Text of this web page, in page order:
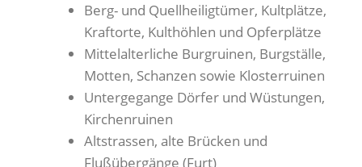
Berg- und Quellheiligtümer, Kultplätze,
Kraftorte, Kulthöhlen und Opferplätze
Mittelalterliche Burgruinen, Burgställe,
Motten, Schanzen sowie Klosterruinen
Untergegange Dörfer und Wüstungen,
Kirchenruinen
Altstrassen, alte Brücken und
Flußübergänge (Furt)